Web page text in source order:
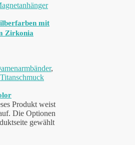
mit
Zirkonia
,
Titanschmuck
Produkt weist
Die Optionen
gewählt